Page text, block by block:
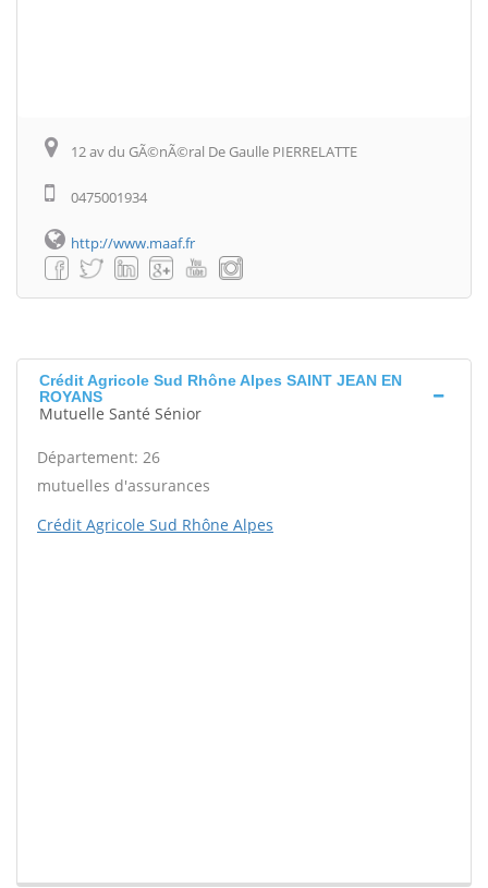
12 av du GÃ©nÃ©ral De Gaulle PIERRELATTE
0475001934
http://www.maaf.fr
Crédit Agricole Sud Rhône Alpes SAINT JEAN EN
ROYANS
Mutuelle Santé Sénior
Département: 26
mutuelles d'assurances
Crédit Agricole Sud Rhône Alpes